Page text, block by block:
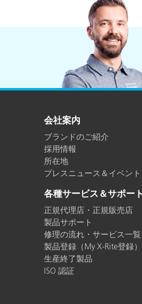
会社案内
ブランドのご紹介
採用情報
所在地
プレスニュース＆イベント
各種サービス＆サポート
正規代理店・正規販売店
製品サポート
修理の流れ・サービス一覧
製品登録（My X-Rite登録）
生産終了製品
ISO 認証